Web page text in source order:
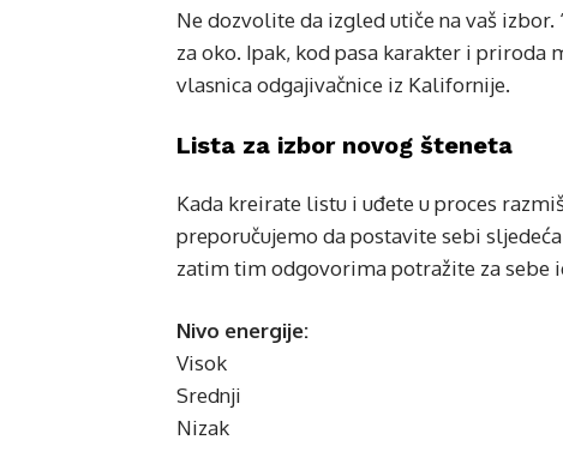
Ne dozvolite da izgled utiče na vaš
za oko. Ipak, kod pasa karakter i priroda
vlasnica odgajivačnice iz Kalifornije.
Lista za izbor novog šteneta
Kada kreirate listu i uđete u proces
preporučujemo da postavite sebi
zatim tim odgovorima potražite za sebe
Nivo energije:
Visok
Srednji
Nizak